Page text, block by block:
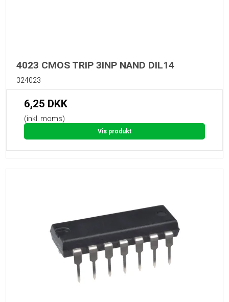
4023 CMOS TRIP 3INP NAND DIL14
324023
6,25 DKK
(inkl. moms)
Vis produkt